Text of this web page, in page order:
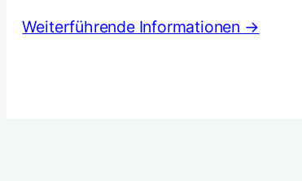
Weiterführende Informationen →